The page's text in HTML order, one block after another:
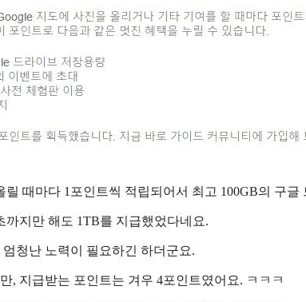
릴 때마다 1포인트씩 적립되어서 최고 100GB의 구
까지만 해도 1TB를 지급했었다네요.
청난 노력이 필요하긴 하더군요.
, 지급받는 포인트는 겨우 4포인트였어요. ㅋㅋㅋ